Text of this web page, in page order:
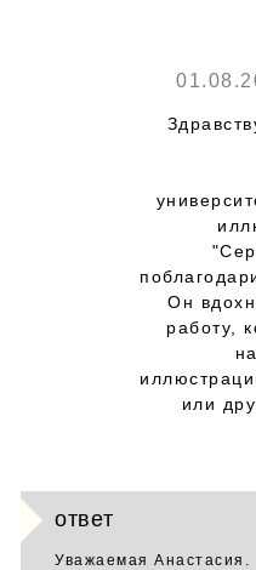
Он
работу,
или
ответ
Уважаемая Анастасия.